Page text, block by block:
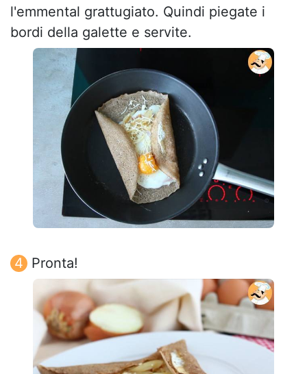
l'emmental grattugiato. Quindi piegate i
bordi della galette e servite.
Pronta!